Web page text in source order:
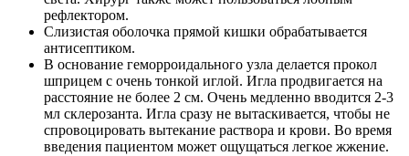
рефлектором.
Слизистая оболочка прямой кишки обрабатывается
антисептиком.
В основание геморроидального узла делается прокол
шприцем с очень тонкой иглой. Игла продвигается на
расстояние не более 2 см. Очень медленно вводится 2-3
мл склерозанта. Игла сразу не вытаскивается, чтобы не
спровоцировать вытекание раствора и крови. Во время
введения пациентом может ощущаться легкое жжение.